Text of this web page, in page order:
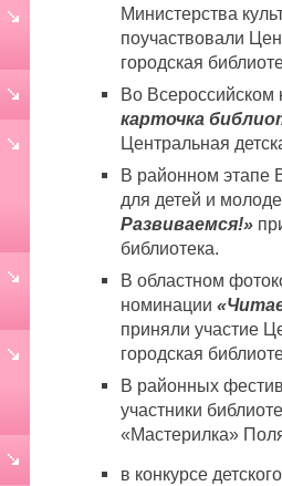
Министерства
поучаствовали
городская
Во Всероссийском
карточка
Центральная
В районном этапе
для детей и
Развиваемся!»
библиотека.
В областном
номинации
приняли участие
городская
В районных
участники
«Мастерилка»
в конкурсе